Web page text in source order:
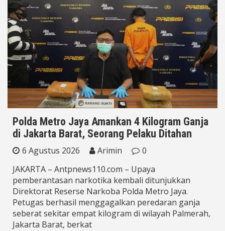
Polda Metro Jaya Amankan 4 Kilogram Ganja
di Jakarta Barat, Seorang Pelaku Ditahan
6 Agustus 2026 Arimin
0
JAKARTA – Antpnews110.com – Upaya
pemberantasan narkotika kembali ditunjukkan
Direktorat Reserse Narkoba Polda Metro Jaya.
Petugas berhasil menggagalkan peredaran ganja
seberat sekitar empat kilogram di wilayah Palmerah,
Jakarta Barat, berkat